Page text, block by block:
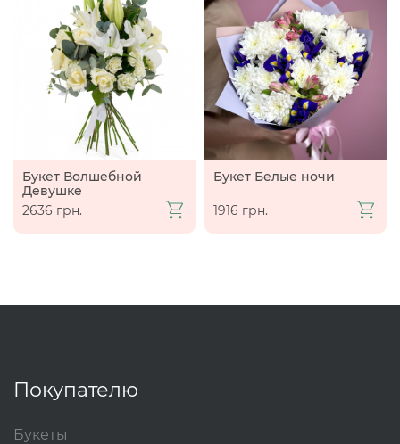
Букет Волшебной
Девушке
2636 грн.
Букет Белые ночи
1916 грн.
Покупателю
Букеты